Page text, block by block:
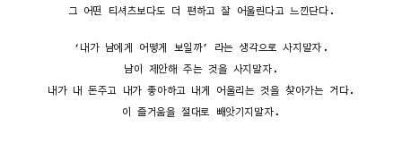
그 어떤 티셔츠보다도 더 편하고 잘 어울린다고 느낀단다.
‘내가 남에게 어떻게 보일까’ 라는 생각으로 사지말자.
남이 제안해 주는 것을 사지말자.
내가 내 돈주고 내가 좋아하고 내게 어울리는 것을 찾아가는 거다.
이 즐거움을 절대로 빼앗기지말자.